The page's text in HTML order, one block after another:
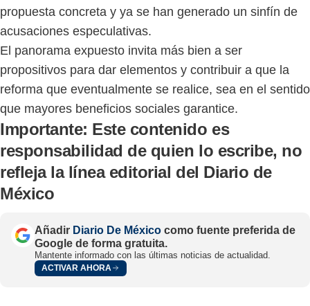
propuesta concreta y ya se han generado un sinfín de
acusaciones especulativas.
El panorama expuesto invita más bien a ser
propositivos para dar elementos y contribuir a que la
reforma que eventualmente se realice, sea en el sentido
que mayores beneficios sociales garantice.
Importante: Este contenido es
responsabilidad de quien lo escribe, no
refleja la línea editorial del Diario de
México
Añadir Diario De México como fuente preferida de
Google de forma gratuita.
Mantente informado con las últimas noticias de actualidad.
ACTIVAR AHORA